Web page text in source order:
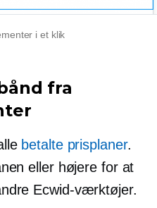
i et klik
fra
betalte prisplaner.
eller højere for at
Ecwid-værktøjer.